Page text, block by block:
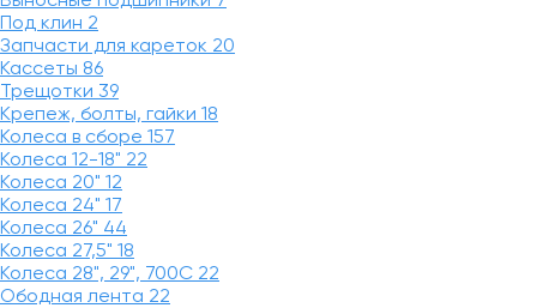
Под клин 2
Запчасти для кареток 20
Кассеты 86
Трещотки 39
Крепеж, болты, гайки 18
Колеса в сборе 157
Колеса 12-18" 22
Колеса 20" 12
Колеса 24" 17
Колеса 26" 44
Колеса 27,5" 18
Колеса 28", 29", 700С 22
Ободная лента 22